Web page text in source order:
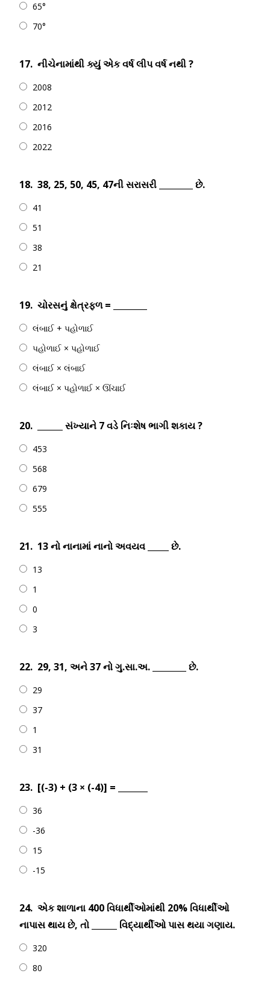
65°
70°
17. નીચેનામાંથી ક્યું એક વર્ષ લીપ વર્ષ નથી ?
2008
2012
2016
2022
18. 38, 25, 50, 45, 47ની સરાસરી ________ છે.
41
51
38
21
19. ચોરસનું ક્ષેત્રફળ = ________
લંબાઈ + પહોળાઈ
પહોળાઈ × પહોળાઈ
લંબાઈ × લંબાઈ
લંબાઈ × પહોળાઈ × ઊંચાઈ
20. ______ સંખ્યાને 7 વડે નિઃશેષ ભાગી શકાય ?
453
568
679
555
21. 13 નો નાનામાં નાનો અવયવ _____ છે.
13
1
0
3
22. 29, 31, અને 37 નો ગુ.સા.અ. ________ છે.
29
37
1
31
23. [(-3) + (3 × (-4)] = _______
36
-36
15
-15
24. એક શાળાના 400 વિધાર્થીઓમાંથી 20% વિધાર્થીઓ
નાપાસ થાય છે, તો ______ વિદ્યાર્થીઓ પાસ થયા ગણાય.
320
80